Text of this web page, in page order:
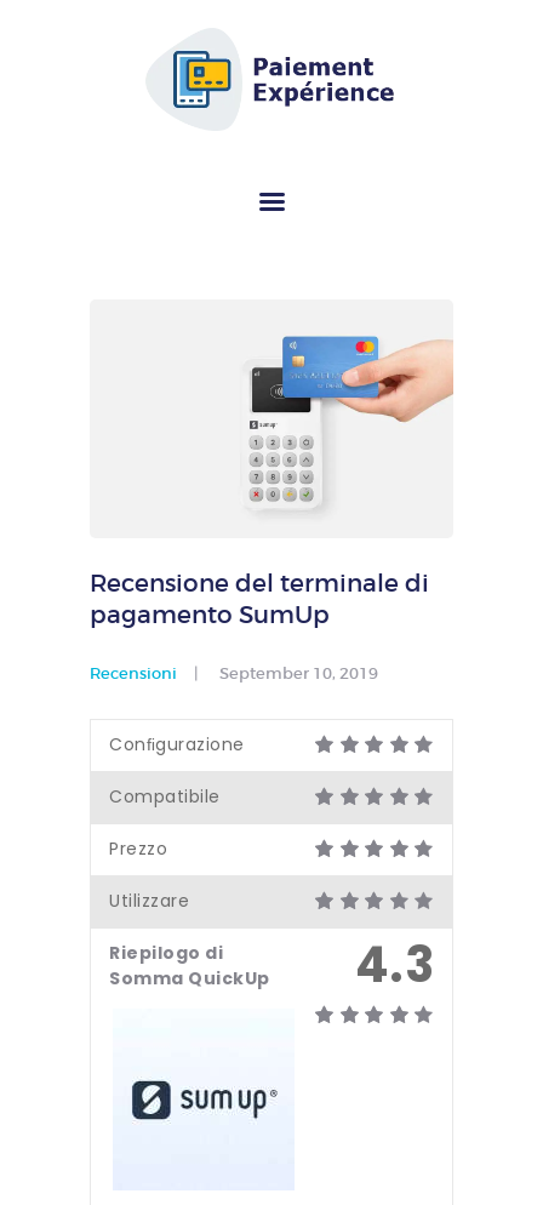
AFSCM.ORG - GUIDA
Cerchi informazioni sul terminale di pagamento (TPE)? Questo portale
specializzato ti aiuta a scegliere il modello giusto gratuitamente.
PAGAMENTO MOBILI
Recensione del terminale di
pagamento SumUp
Recensioni September 10, 2019
Conﬁgurazione
Compatibile
Prezzo
Utilizzare
4.3
Riepilogo di
Somma QuickUp